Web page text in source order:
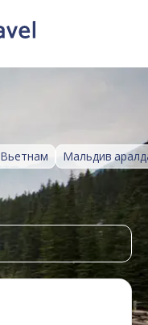
Вьетнам Мальдив